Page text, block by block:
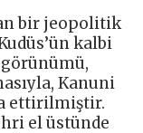
bir jeopolitik
kalbi
Kanuni
ettirilmiştir.
el üstünde